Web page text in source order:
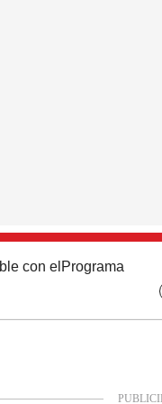
con el Programa